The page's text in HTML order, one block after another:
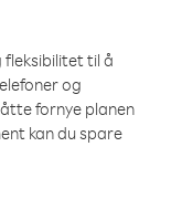
til å
og
fornye planen
kan du spare